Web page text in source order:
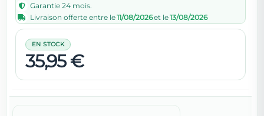
Garantie 24 mois.
Livraison offerte entre le11/08/2026et le13/08/2026
35,95 €
EN STOCK